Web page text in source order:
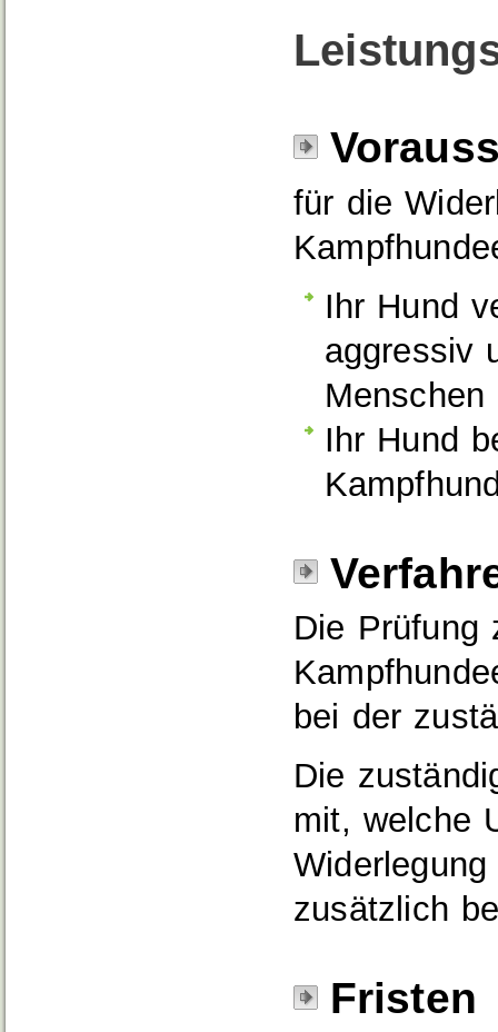
für die
Ihr Hund
aggressiv
Menschen
Ihr Hund
Die Prüfung
bei der
Die
mit, welche
zusätzlich
Fristen